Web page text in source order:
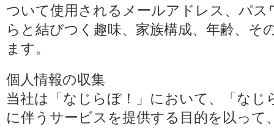
ついて使用されるメールアドレス、パ
らと結びつく趣味、家族構成、年齢、そ
ます。
個人情報の収集
当社は「なじらぼ！」において、「な
に伴うサービスを提供する目的を以って